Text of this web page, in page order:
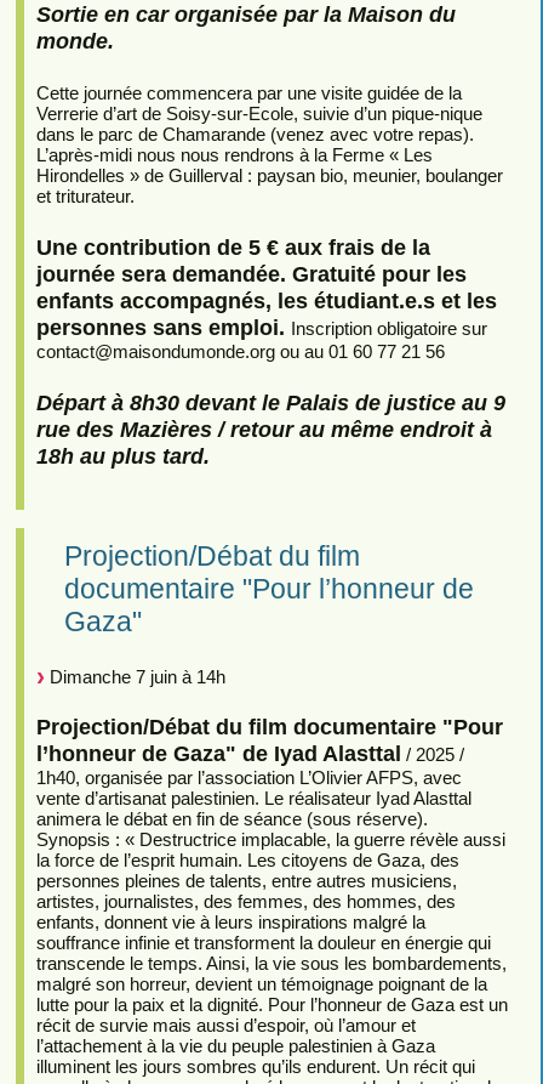
Sortie en car organisée par la Maison du
monde.
Cette journée commencera par une visite guidée de la
Verrerie d’art de Soisy-sur-Ecole, suivie d’un pique-nique
dans le parc de Chamarande (venez avec votre repas).
L’après-midi nous nous rendrons à la Ferme « Les
Hirondelles » de Guillerval : paysan bio, meunier, boulanger
et triturateur.
Une contribution de 5 € aux frais de la
journée sera demandée. Gratuité pour les
enfants accompagnés, les étudiant.e.s et les
personnes sans emploi. Inscription obligatoire sur
contact@maisondumonde.org ou au 01 60 77 21 56
Départ à 8h30 devant le Palais de justice au 9
rue des Mazières / retour au même endroit à
18h au plus tard.
Projection/Débat du film
documentaire "Pour l’honneur de
Gaza"
Dimanche 7 juin à 14h
Projection/Débat du film documentaire "Pour
l’honneur de Gaza" de Iyad Alasttal / 2025 /
1h40, organisée par l’association L’Olivier AFPS, avec
vente d’artisanat palestinien. Le réalisateur Iyad Alasttal
animera le débat en fin de séance (sous réserve).
Synopsis : « Destructrice implacable, la guerre révèle aussi
la force de l’esprit humain. Les citoyens de Gaza, des
personnes pleines de talents, entre autres musiciens,
artistes, journalistes, des femmes, des hommes, des
enfants, donnent vie à leurs inspirations malgré la
souffrance infinie et transforment la douleur en énergie qui
transcende le temps. Ainsi, la vie sous les bombardements,
malgré son horreur, devient un témoignage poignant de la
lutte pour la paix et la dignité. Pour l’honneur de Gaza est un
récit de survie mais aussi d’espoir, où l’amour et
l’attachement à la vie du peuple palestinien à Gaza
illuminent les jours sombres qu’ils endurent. Un récit qui